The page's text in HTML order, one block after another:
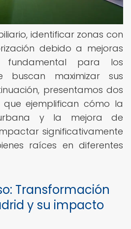
identificar zonas con
debido a mejoras
fundamental para los
buscan maximizar sus
presentamos dos
ejemplifican cómo la
y la mejora de
significativamente
raíces en diferentes
Transformación
y su impacto